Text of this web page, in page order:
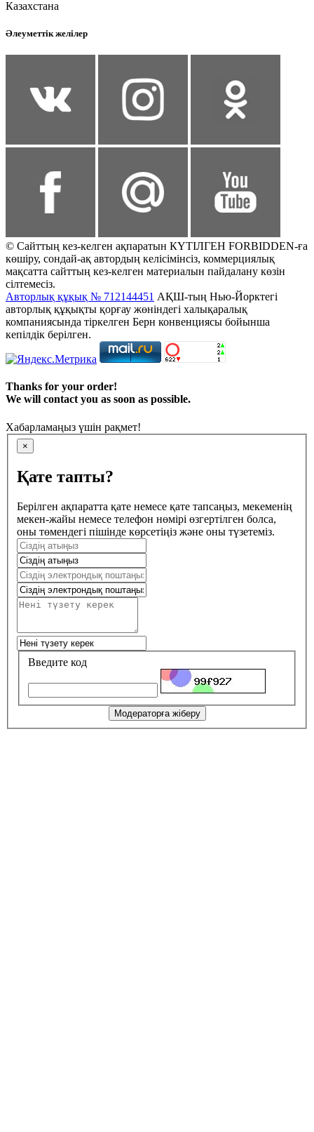
Казахстана
Әлеуметтік желілер
© Сайттың кез-келген ақпаратын КҮТІЛГЕН FORBIDDEN-ға
көшіру, сондай-ақ автордың келісімінсіз, коммерциялық
мақсатта сайттың кез-келген материалын пайдалану көзін
сілтемесіз.
Авторлық құқық № 712144451 АҚШ-тың Нью-Йорктегі
авторлық құқықты қорғау жөніндегі халықаралық
компаниясында тіркелген Берн конвенциясы бойынша
кепілдік берілген.
Thanks for your order!
We will contact you as soon as possible.
Хабарламаңыз үшін рақмет!
×
Қате тапты?
Берілген ақпаратта қате немесе қате тапсаңыз, мекеменің
мекен-жайы немесе телефон нөмірі өзгертілген болса,
оны төмендегі пішінде көрсетіңіз және оны түзетеміз.
Введите код
Модераторға жіберу